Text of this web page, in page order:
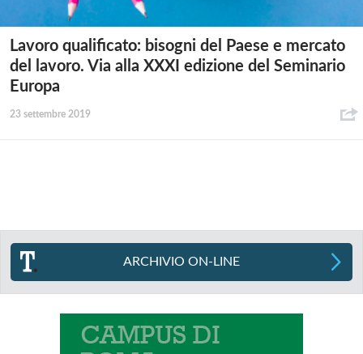
Lavoro qualificato: bisogni del Paese e mercato
del lavoro. Via alla XXXI edizione del Seminario
Europa
23 settembre 2019
ARCHIVIO ON-LINE